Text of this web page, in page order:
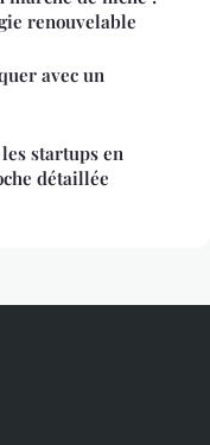
renouvelable
avec un
startups en
détaillée